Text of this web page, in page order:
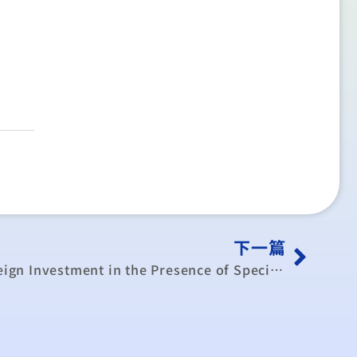
下一篇
The Welfare Impact of Foreign Investment in the Presence of Specific Factors and Non-traded Goods , reprinted from Review of World Economics, No.123, Journal of the Kiel Institute of World Economics, 1987, pp.496-508.